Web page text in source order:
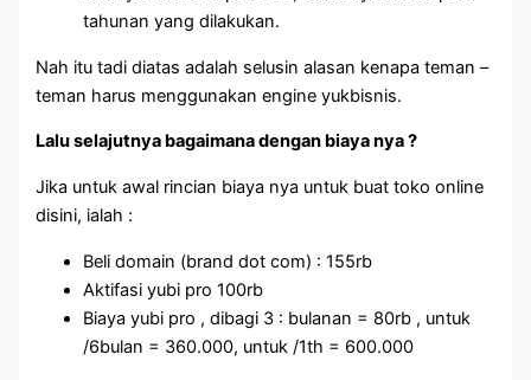
tahunan yang dilakukan.
Nah itu tadi diatas adalah selusin alasan kenapa teman –
teman harus menggunakan engine yukbisnis.
Lalu selajutnya bagaimana dengan biaya nya ?
Jika untuk awal rincian biaya nya untuk buat toko online
disini, ialah :
Beli domain (brand dot com) : 155rb
Aktifasi yubi pro 100rb
Biaya yubi pro , dibagi 3 : bulanan = 80rb , untuk
/6bulan = 360.000, untuk /1th = 600.000